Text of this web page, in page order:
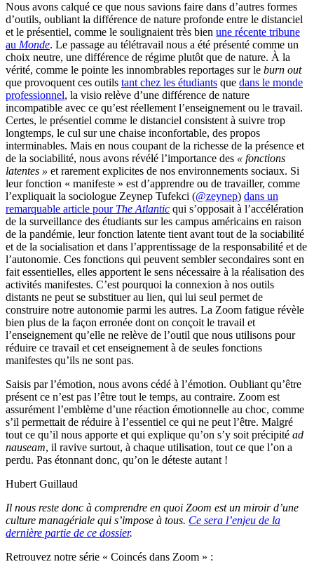
Nous avons calqué ce que nous savions faire dans d’autres formes
d’outils, oubliant la différence de nature profonde entre le distanciel
et le présentiel, comme le soulignaient très bien une récente tribune
au Monde. Le passage au télétravail nous a été présenté comme un
choix neutre, une différence de régime plutôt que de nature. À la
vérité, comme le pointe les innombrables reportages sur le burn out
que provoquent ces outils tant chez les étudiants que dans le monde
professionnel, la visio relève d’une différence de nature
incompatible avec ce qu’est réellement l’enseignement ou le travail.
Certes, le présentiel comme le distanciel consistent à suivre trop
longtemps, le cul sur une chaise inconfortable, des propos
interminables. Mais en nous coupant de la richesse de la présence et
de la sociabilité, nous avons révélé l’importance des « fonctions
latentes » et rarement explicites de nos environnements sociaux. Si
leur fonction « manifeste » est d’apprendre ou de travailler, comme
l’expliquait la sociologue Zeynep Tufekci (@zeynep) dans un
remarquable article pour The Atlantic qui s’opposait à l’accélération
de la surveillance des étudiants sur les campus américains en raison
de la pandémie, leur fonction latente tient avant tout de la sociabilité
et de la socialisation et dans l’apprentissage de la responsabilité et de
l’autonomie. Ces fonctions qui peuvent sembler secondaires sont en
fait essentielles, elles apportent le sens nécessaire à la réalisation des
activités manifestes. C’est pourquoi la connexion à nos outils
distants ne peut se substituer au lien, qui lui seul permet de
construire notre autonomie parmi les autres. La Zoom fatigue révèle
bien plus de la façon erronée dont on conçoit le travail et
l’enseignement qu’elle ne relève de l’outil que nous utilisons pour
réduire ce travail et cet enseignement à de seules fonctions
manifestes qu’ils ne sont pas.
Saisis par l’émotion, nous avons cédé à l’émotion. Oubliant qu’être
présent ce n’est pas l’être tout le temps, au contraire. Zoom est
assurément l’emblème d’une réaction émotionnelle au choc, comme
s’il permettait de réduire à l’essentiel ce qui ne peut l’être. Malgré
tout ce qu’il nous apporte et qui explique qu’on s’y soit précipité ad
nauseam, il ravive surtout, à chaque utilisation, tout ce que l’on a
perdu. Pas étonnant donc, qu’on le déteste autant !
Hubert Guillaud
Il nous reste donc à comprendre en quoi Zoom est un miroir d’une
culture managériale qui s’impose à tous. Ce sera l’enjeu de la
dernière partie de ce dossier.
Retrouvez notre série « Coincés dans Zoom » :